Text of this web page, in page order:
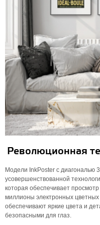
Революционная
Модели InkPoster с диагональю
усовершенствованной
которая обеспечивает
миллионы электронных
обеспечивают яркие цвета и
безопасными для глаз.